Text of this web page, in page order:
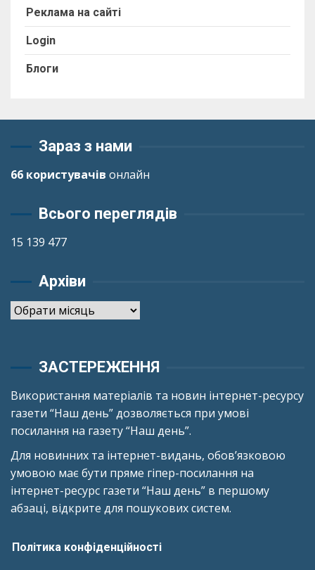
Реклама на сайті
Login
Блоги
Зараз з нами
66 користувачів онлайн
Всього переглядів
15 139 477
Архіви
Архіви
ЗАСТЕРЕЖЕННЯ
Використання матеріалів та новин інтернет-ресурсу
газети “Наш день” дозволяється при умові
посилання на газету “Наш день”.
Для новинних та інтернет-видань, обов’язковою
умовою має бути пряме гіпер-посилання на
інтернет-ресурс газети “Наш день” в першому
абзаці, відкрите для пошукових систем.
Політика конфіденційності